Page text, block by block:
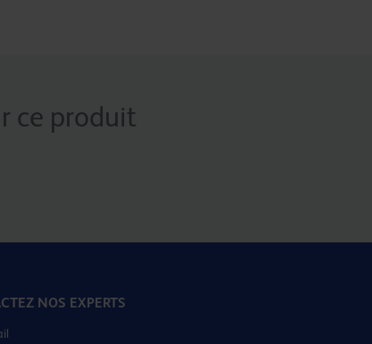
ce produit
NOS EXPERTS